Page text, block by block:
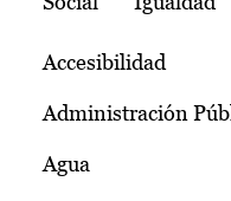
Accesibilidad
Administración
Agua